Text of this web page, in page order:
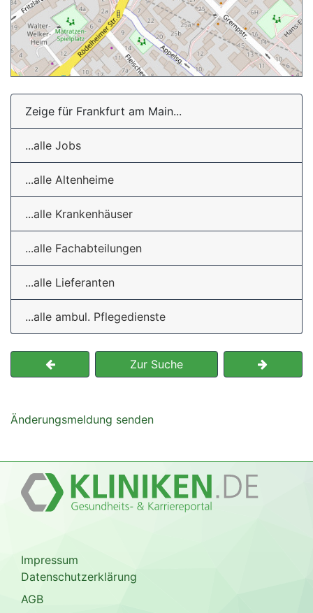
Zeige für Frankfurt am Main...
...alle Jobs
...alle Altenheime
...alle Krankenhäuser
...alle Fachabteilungen
...alle Lieferanten
...alle ambul. Pflegedienste
Zur Suche
Änderungsmeldung senden
Impressum
Datenschutzerklärung
AGB